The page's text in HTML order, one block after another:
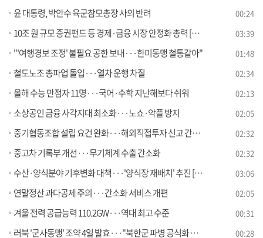
윤 대통령, 박안수 육군참모총장 사의 반려 00:24
10조 원 규모 증권펀드 등 경제·금융 시장 안정화 총력 [뉴스의 맥] 03:39
"'여행경보 조정' 불필요 공한 보내···한미동맹 철통같아" 01:48
철도노조 총파업 돌입···열차 운행 차질 02:34
올해 수능 만점자 11명···국어·수학 지난해보다 쉬워 02:13
소상공인 금융 사각지대 최소화···노쇼·악플 방지 02:05
중기협동조합 설립 요건 완화···해외직접투자 신고 간소화 02:32
중고차 기록부 개선···무기체계 수출 간소화 02:32
수산·양식분야 기후변화 대책···'양식장 재배치' 추진 [정책현장+] 03:06
연말정산 과다공제 주의···간소화 서비스 개편 02:05
겨울 전력 공급능력 110.2GW···역대 최고 수준 00:31
러북 '군사동맹' 조약 4일 발효···"북한군 파병 공식화 주시" 00:28